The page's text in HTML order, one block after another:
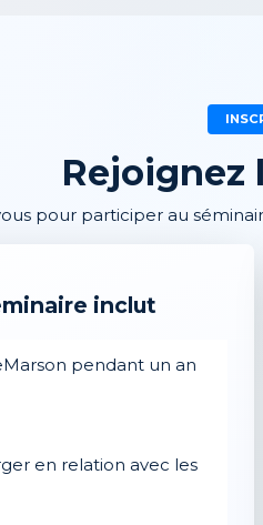
Rejoignez
pour participer au
inclut
pendant un an
en relation avec les